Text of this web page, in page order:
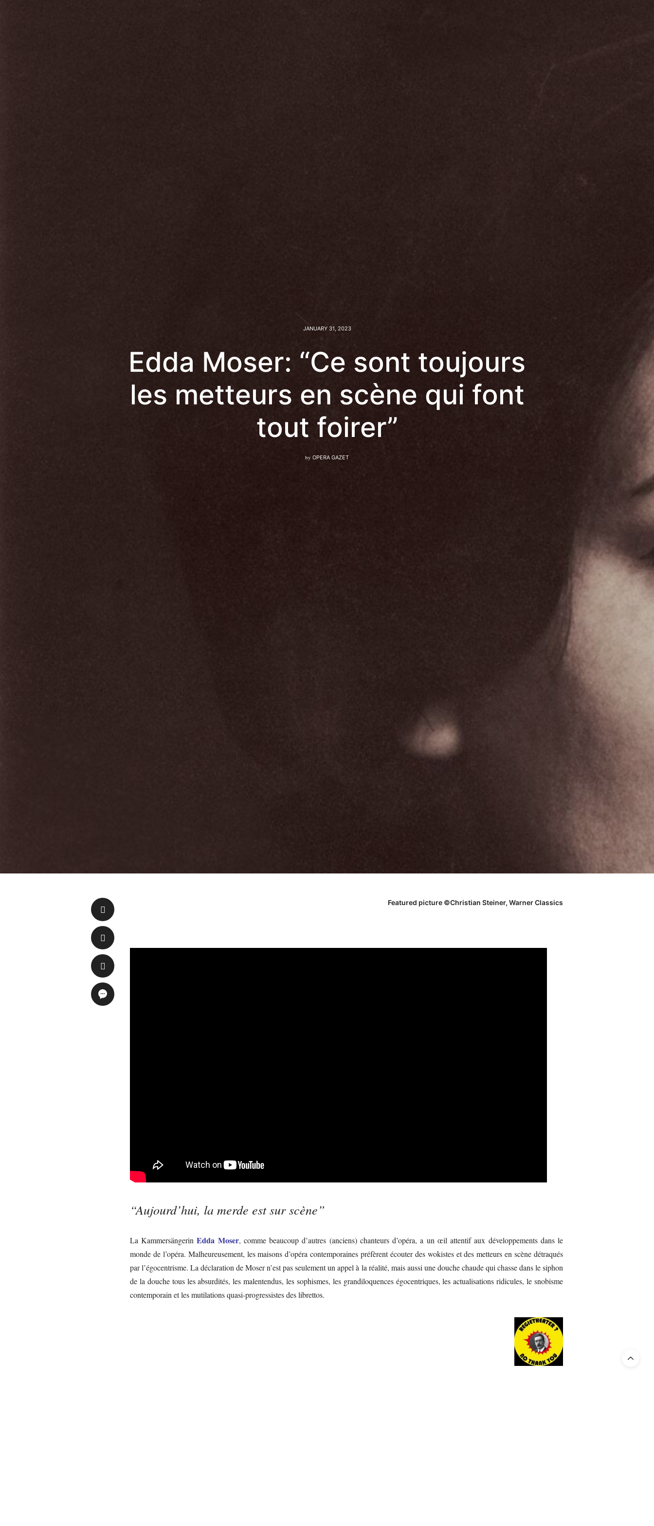
JANUARY 31, 2023
Edda Moser: “Ce sont toujours
les metteurs en scène qui font
tout foirer”
by OPERA GAZET
Featured picture ©Christian Steiner, Warner Classics
“Aujourd’hui, la merde est sur scène”
La KammersängerinEdda Moser, comme beaucoup d’autres (anciens) chanteurs d’opéra, a un œil attentif aux développements dans le
monde de l’opéra. Malheureusement, les maisons d’opéra contemporaines préfèrent écouter des wokistes et des metteurs en scène détraqués
par l’égocentrisme. La déclaration de Moser n’est pas seulement un appel à la réalité, mais aussi une douche chaude qui chasse dans le siphon
de la douche tous les absurdités, les malentendus, les sophismes, les grandiloquences égocentriques, les actualisations ridicules, le snobisme
contemporain et les mutilations quasi-progressistes des librettos.